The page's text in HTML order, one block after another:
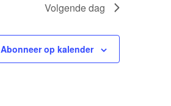
Volgende dag
Abonneer op kalender